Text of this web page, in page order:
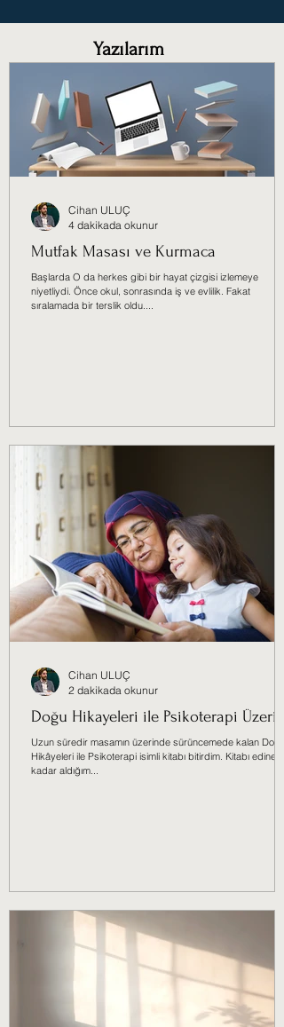
Yazılarım
Mutfak Masası ve Kurmaca
Başlarda O da herkes gibi bir hayat çizgisi izlemeye
niyetliydi. Önce okul, sonrasında iş ve evlilik. Fakat
sıralamada bir terslik oldu....
Cihan ULUÇ
4 dakikada okunur
Doğu Hikayeleri ile Psikoterapi Üzerine
Uzun süredir masamın üzerinde sürüncemede kalan Doğu
Hikâyeleri ile Psikoterapi isimli kitabı bitirdim. Kitabı edinene
kadar aldığım...
Cihan ULUÇ
2 dakikada okunur